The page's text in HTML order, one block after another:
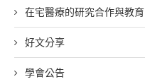
在宅醫療的研究合作與教育
好文分享
學會公告